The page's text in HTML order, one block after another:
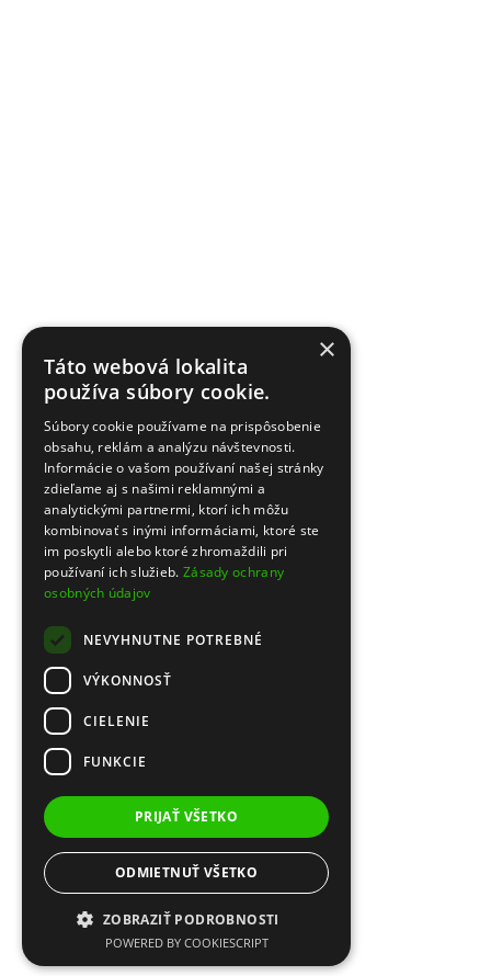
×
Táto webová lokalita
používa súbory cookie.
Súbory cookie používame na prispôsobenie
obsahu, reklám a analýzu návštevnosti.
Informácie o vašom používaní našej stránky
zdieľame aj s našimi reklamnými a
analytickými partnermi, ktorí ich môžu
kombinovať s inými informáciami, ktoré ste
im poskytli alebo ktoré zhromaždili pri
používaní ich služieb. Zásady ochrany
osobných údajov
NEVYHNUTNE POTREBNÉ
VÝKONNOSŤ
CIELENIE
FUNKCIE
PRIJAŤ VŠETKO
ODMIETNUŤ VŠETKO
ZOBRAZIŤ PODROBNOSTI
POWERED BY COOKIESCRIPT